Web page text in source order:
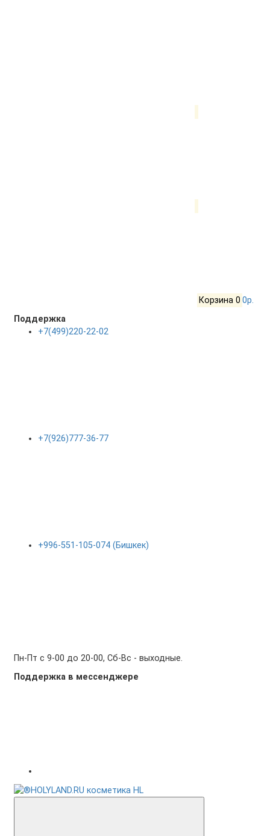
Корзина 0 0р.
Поддержка
+7(499)220-22-02
+7(926)777-36-77
+996-551-105-074 (Бишкек)
Пн-Пт с 9-00 до 20-00, Сб-Вс - выходные.
Поддержка в мессенджере